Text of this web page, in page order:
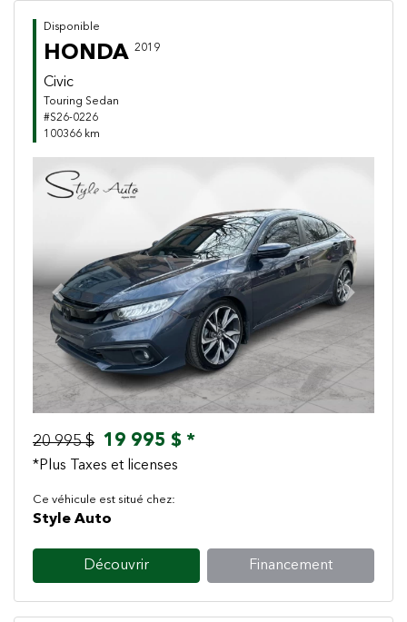
Disponible
HONDA 2019
Civic
Touring Sedan
#S26-0226
100366 km
Previous Next
20 995 $ 19 995 $ *
*Plus Taxes et licenses
Ce véhicule est situé chez:
Style Auto
Découvrir Financement